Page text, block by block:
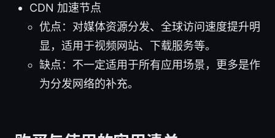
CDN 加速节点
优点：对媒体资源分发、全球访问速度提升明
显，适用于视频网站、下载服务等。
缺点：不一定适用于所有应用场景，更多是作
为分发网络的补充。